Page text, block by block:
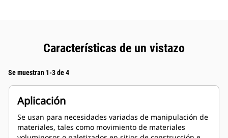
Características de un vistazo
Se muestran 1-3 de 4
Aplicación
Se usan para necesidades variadas de manipulación de
materiales, tales como movimiento de materiales